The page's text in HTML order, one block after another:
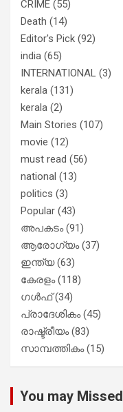
CRIME (55)
Death (14)
Editor's Pick (92)
india (65)
INTERNATIONAL (3)
kerala (131)
kerala (2)
Main Stories (107)
movie (12)
must read (56)
national (13)
politics (3)
Popular (43)
അപകടം(91)
ആരോഗ്യം(37)
ഇന്ത്യ(63)
കേരളം(118)
ഗൾഫ്(34)
പ്രാദേശികം(45)
രാഷ്ട്രീയം(83)
സാമ്പത്തികം(15)
You may Missed